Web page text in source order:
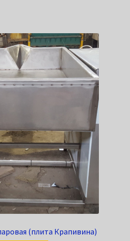
(плита Крапивина)